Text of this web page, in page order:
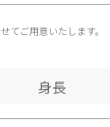
てご用意いたします。
身長